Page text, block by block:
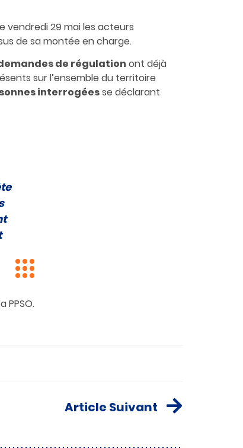
vendredi 29 mai les acteurs
de sa montée en charge.
de régulation ont déjà
sur l’ensemble du territoire
interrogéesse déclarant
PPSO.
Article Suivant